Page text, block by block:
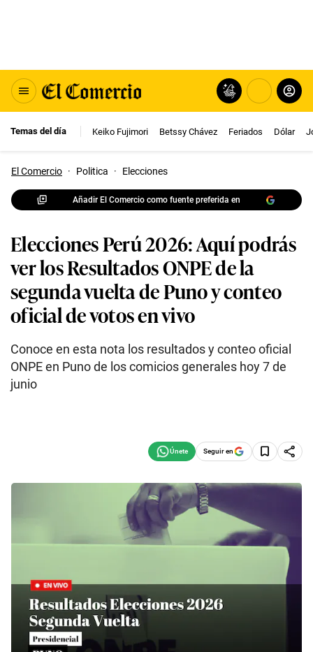
Temas del día Keiko Fujimori Betssy Chávez Feriados Dólar
El Comercio · Politica · Elecciones
Añadir El Comercio como fuente preferida en
Elecciones Perú 2026: Aquí podrás
ver los Resultados ONPE de la
segunda vuelta de Puno y conteo
oficial de votos en vivo
Conoce en esta nota los resultados y conteo oficial
ONPE en Puno de los comicios generales hoy 7 de
junio
Seguir en